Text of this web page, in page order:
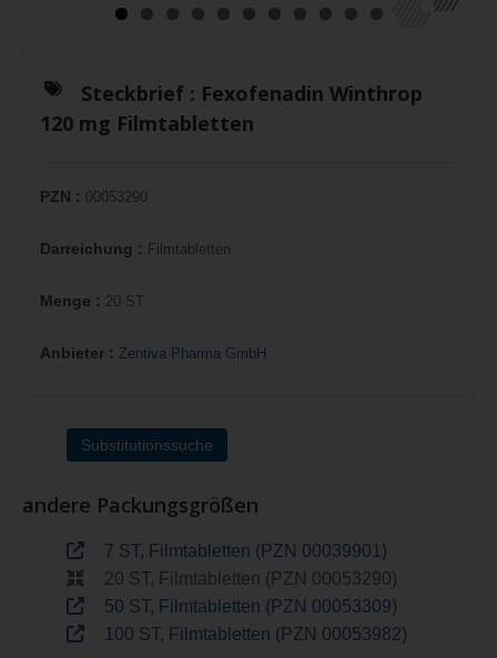
Steckbrief : Fexofenadin Winthrop
120 mg Filmtabletten
PZN : 00053290
Darreichung : Filmtabletten
Menge : 20 ST
Anbieter : Zentiva Pharma GmbH
Substitutionssuche
andere Packungsgrößen
7 ST, Filmtabletten (PZN 00039901)
20 ST, Filmtabletten (PZN 00053290)
50 ST, Filmtabletten (PZN 00053309)
100 ST, Filmtabletten (PZN 00053982)